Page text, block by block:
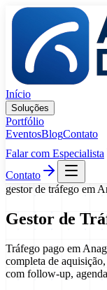
Pular para o conteúdo
Início
Soluções
Portfólio
EventosBlogContato
Falar com Especialista
Contato
gestor de tráfego em
Gestor de
Tráfego pago em
completa de
com follow-up,